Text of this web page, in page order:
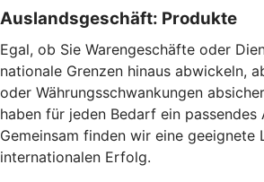
Auslandsgeschäft: Produkte
Egal, ob Sie Warengeschäfte oder
nationale Grenzen hinaus abwickeln,
oder Währungsschwankungen
haben für jeden Bedarf ein passendes
Gemeinsam finden wir eine geeignete
internationalen Erfolg.